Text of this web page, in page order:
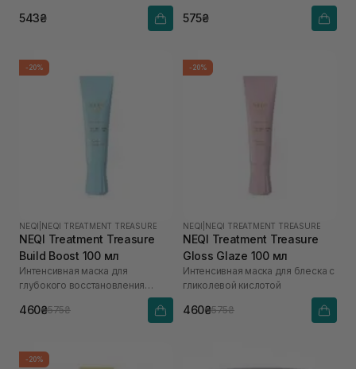
543₴ 575₴
-20%
NEQI NEQI TREATMENT TREASURE
NEQI Treatment Treasure
Build Boost 100 мл
Интенсивная маска для
глубокого восстановления
волос с малеиновой кислотой
460₴575₴
-20%
NEQI NEQI TREATMENT TREASURE
NEQI Treatment Treasure
Gloss Glaze 100 мл
Интенсивная маска для блеска с
гликолевой кислотой
460₴575₴
-20%